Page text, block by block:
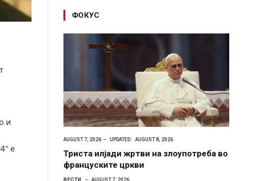
и
е
ФОКУС
AUGUST 7, 2026 UPDATED: AUGUST 8, 2026
Триста илјади жртви на злоупотреба во
француските цркви
ВЕСТИ AUGUST 7, 2026